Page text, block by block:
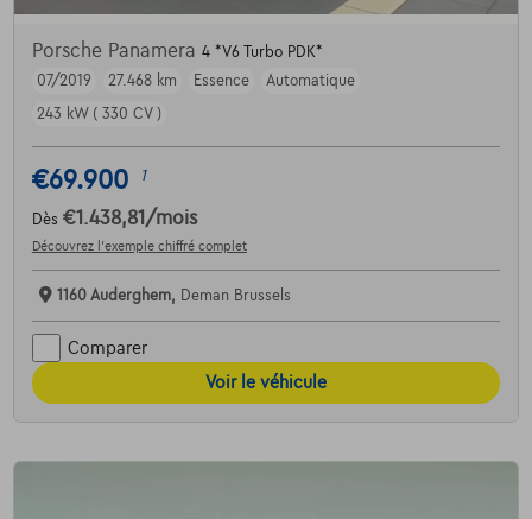
Porsche Panamera 4 *V6 Turbo PDK*
07/2019
27.468 km Essence
Automatique
243 kW ( 330 CV )
€69.900 1
Dès €1.438,81 /mois
Découvrez l’exemple chiffré complet
1160 Auderghem, Deman Brussels
Comparer
Voir le véhicule